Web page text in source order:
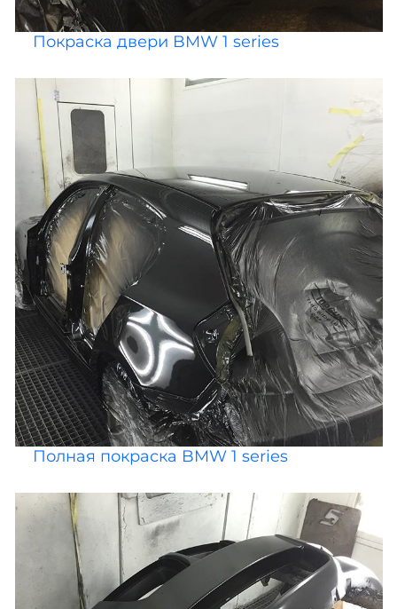
Покраска двери BMW 1 series
Полная покраска BMW 1 series